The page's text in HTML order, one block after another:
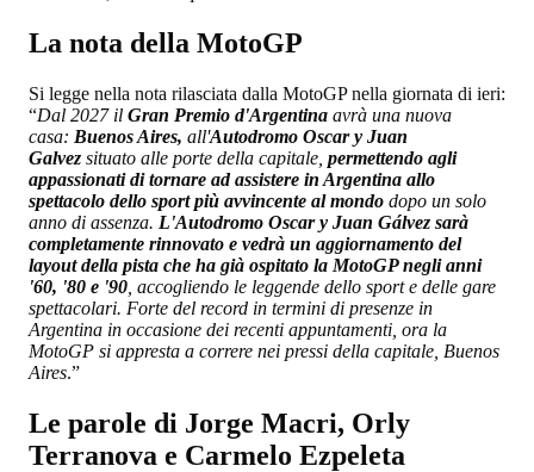
La nota della MotoGP
Si legge nella nota rilasciata dalla MotoGP nella giornata di ieri:
“Dal 2027 il Gran Premio d'Argentina avrà una nuova
casa: Buenos Aires, all'Autodromo Oscar y Juan
Galvez situato alle porte della capitale, permettendo agli
appassionati di tornare ad assistere in Argentina allo
spettacolo dello sport più avvincente al mondo dopo un solo
anno di assenza. L'Autodromo Oscar y Juan Gálvez sarà
completamente rinnovato e vedrà un aggiornamento del
layout della pista che ha già ospitato la MotoGP negli anni
'60, '80 e '90 , accogliendo le leggende dello sport e delle gare
spettacolari. Forte del record in termini di presenze in
Argentina in occasione dei recenti appuntamenti, ora la
MotoGP si appresta a correre nei pressi della capitale, Buenos
Aires.”
Le parole di Jorge Macri, Orly
Terranova e Carmelo Ezpeleta